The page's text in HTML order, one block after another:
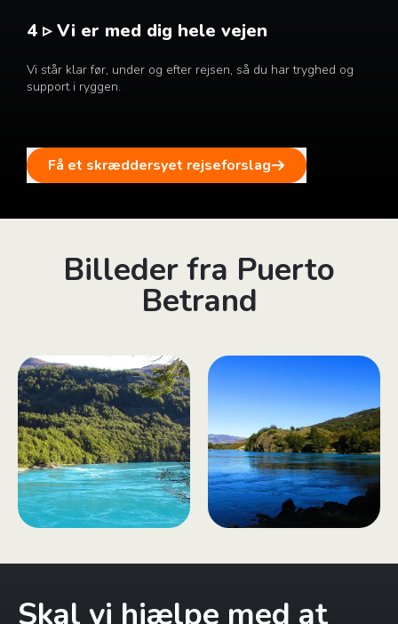
4 ▹ Vi er med dig hele vejen
Vi står klar før, under og efter rejsen, så du har tryghed og
support i ryggen.
Få et skræddersyet rejseforslag
Billeder fra Puerto
Betrand
Skal vi hjælpe med at